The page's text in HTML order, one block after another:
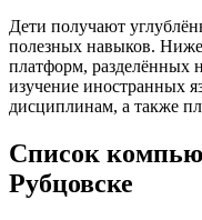
Дети получают
полезных навыков. Ниже
платформ, разделённых
изучение иностранных
дисциплинам, а также
Список
Рубцовске